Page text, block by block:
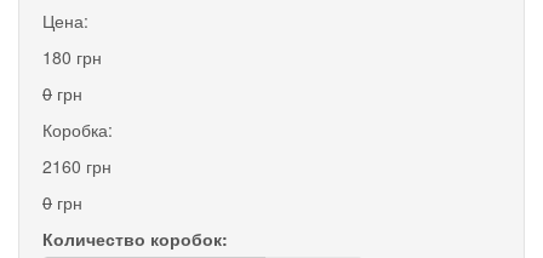
Цена:
180 грн
0 грн
Коробка:
2160 грн
0 грн
Количество коробок: